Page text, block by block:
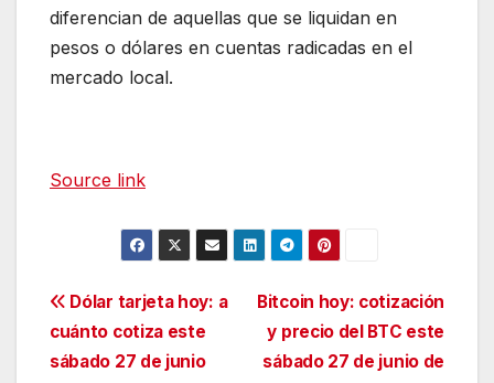
diferencian de aquellas que se liquidan en
pesos o dólares en cuentas radicadas en el
mercado local.
Source link
Navegación
de
Bitcoin hoy: cotización
y precio del BTC este
sábado 27 de junio de
Dólar tarjeta hoy: a
cuánto cotiza este
sábado 27 de junio